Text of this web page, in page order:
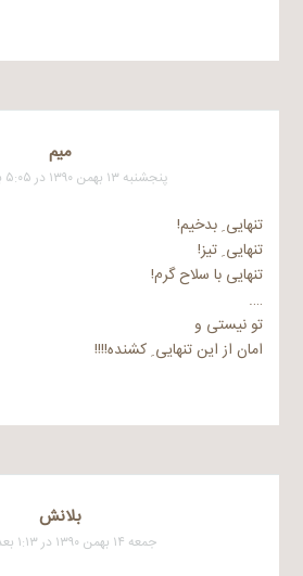
میم
پنجشنبه ۱۳ بهمن ۱۳۹۰ در ۵:۰۵ بعد از ظهر
تنهایی ِ بدخیم!
تنهایی ِ تیز!
تنهایی با سلاح گرم!
….
تو نیستی و
امان از این تنهایی ِ کشنده!!!!
بلانش
جمعه ۱۴ بهمن ۱۳۹۰ در ۱:۱۳ بعد از ظهر